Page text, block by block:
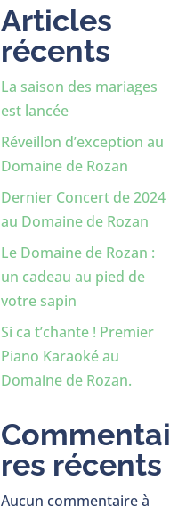
Articles
récents
La saison des mariages
est lancée
Réveillon d’exception au
Domaine de Rozan
Dernier Concert de 2024
au Domaine de Rozan
Le Domaine de Rozan :
un cadeau au pied de
votre sapin
Si ca t’chante ! Premier
Piano Karaoké au
Domaine de Rozan.
Commentai
res récents
Aucun commentaire à